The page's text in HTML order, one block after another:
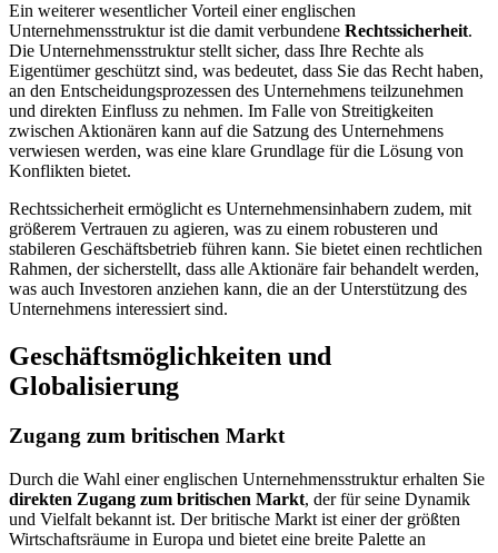
Ein weiterer wesentlicher Vorteil einer englischen
Unternehmensstruktur ist die damit verbundene Rechtssicherheit.
Die Unternehmensstruktur stellt sicher, dass Ihre Rechte als
Eigentümer geschützt sind, was bedeutet, dass Sie das Recht haben,
an den Entscheidungsprozessen des Unternehmens teilzunehmen
und direkten Einfluss zu nehmen. Im Falle von Streitigkeiten
zwischen Aktionären kann auf die Satzung des Unternehmens
verwiesen werden, was eine klare Grundlage für die Lösung von
Konflikten bietet.
Rechtssicherheit ermöglicht es Unternehmensinhabern zudem, mit
größerem Vertrauen zu agieren, was zu einem robusteren und
stabileren Geschäftsbetrieb führen kann. Sie bietet einen rechtlichen
Rahmen, der sicherstellt, dass alle Aktionäre fair behandelt werden,
was auch Investoren anziehen kann, die an der Unterstützung des
Unternehmens interessiert sind.
Geschäftsmöglichkeiten und
Globalisierung
Zugang zum britischen Markt
Durch die Wahl einer englischen Unternehmensstruktur erhalten Sie
direkten Zugang zum britischen Markt, der für seine Dynamik
und Vielfalt bekannt ist. Der britische Markt ist einer der größten
Wirtschaftsräume in Europa und bietet eine breite Palette an